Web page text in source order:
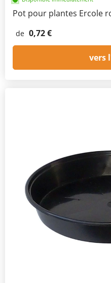
Pot pour plantes Ercole
de 0,72 €
vers